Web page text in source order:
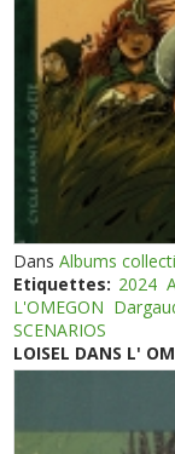
DansAlbums
Etiquettes: 2024
L'OMEGON
SCENARIOS
LOISEL DANS L'